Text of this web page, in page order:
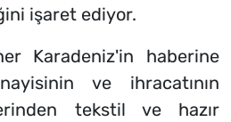
işaret ediyor.
Karadeniz'in haberine
ve ihracatının
tekstil ve hazır